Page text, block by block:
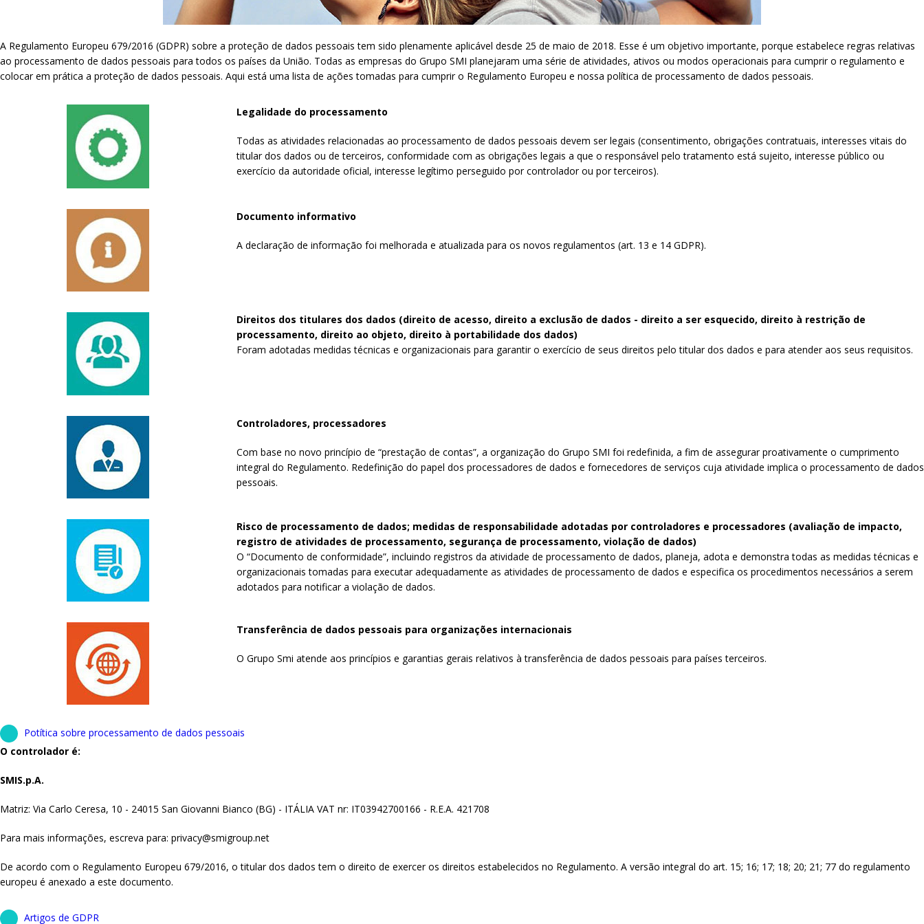
A Regulamento Europeu 679/2016 (GDPR) sobre a proteção de dados pessoais tem sido plenamente aplicável desde 25 de maio de 2018. Esse é um objetivo importante, porque estabelece regras relativas
ao processamento de dados pessoais para todos os países da União. Todas as empresas do Grupo SMI planejaram uma série de atividades, ativos ou modos operacionais para cumprir o regulamento e
colocar em prática a proteção de dados pessoais. Aqui está uma lista de ações tomadas para cumprir o Regulamento Europeu e nossa política de processamento de dados pessoais.
Legalidade do processamento
Todas as atividades relacionadas ao processamento de dados pessoais devem ser legais (consentimento, obrigações contratuais, interesses vitais do
titular dos dados ou de terceiros, conformidade com as obrigações legais a que o responsável pelo tratamento está sujeito, interesse público ou
exercício da autoridade oficial, interesse legítimo perseguido por controlador ou por terceiros).
Documento informativo
A declaração de informação foi melhorada e atualizada para os novos regulamentos (art. 13 e 14 GDPR).
Direitos dos titulares dos dados (direito de acesso, direito a exclusão de dados - direito a ser esquecido, direito à restrição de
processamento, direito ao objeto, direito à portabilidade dos dados)
Foram adotadas medidas técnicas e organizacionais para garantir o exercício de seus direitos pelo titular dos dados e para atender aos seus requisitos.
Controladores, processadores
Com base no novo princípio de “prestação de contas”, a organização do Grupo SMI foi redefinida, a fim de assegurar proativamente o cumprimento
integral do Regulamento. Redefinição do papel dos processadores de dados e fornecedores de serviços cuja atividade implica o processamento de dados
pessoais.
Risco de processamento de dados; medidas de responsabilidade adotadas por controladores e processadores (avaliação de impacto,
registro de atividades de processamento, segurança de processamento, violação de dados)
O “Documento de conformidade”, incluindo registros da atividade de processamento de dados, planeja, adota e demonstra todas as medidas técnicas e
organizacionais tomadas para executar adequadamente as atividades de processamento de dados e especifica os procedimentos necessários a serem
adotados para notificar a violação de dados.
Transferência de dados pessoais para organizações internacionais
O Grupo Smi atende aos princípios e garantias gerais relativos à transferência de dados pessoais para países terceiros.
Potítica sobre processamento de dados pessoais
O controlador é:
SMIS.p.A.
Matriz: Via Carlo Ceresa, 10 - 24015 San Giovanni Bianco (BG) - ITÁLIA VAT nr: IT03942700166 - R.E.A. 421708
Para mais informações, escreva para: privacy@smigroup.net
De acordo com o Regulamento Europeu 679/2016, o titular dos dados tem o direito de exercer os direitos estabelecidos no Regulamento. A versão integral do art. 15; 16; 17; 18; 20; 21; 77 do regulamento
europeu é anexado a este documento.
Artigos de GDPR